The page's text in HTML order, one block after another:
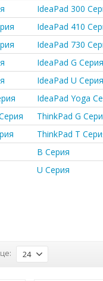
IdeaPad 300
IdeaPad 410
IdeaPad 730
IdeaPad G Серия
IdeaPad U Серия
IdeaPad Yoga
ThinkPad G
ThinkPad T
B Серия
U Серия
24